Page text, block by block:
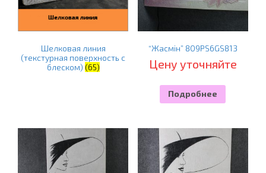
Шелковая линия
(текстурная поверхность с
блеском) (65)
“Жасмін” 809PS6GS813
Цену уточняйте
Подробнее